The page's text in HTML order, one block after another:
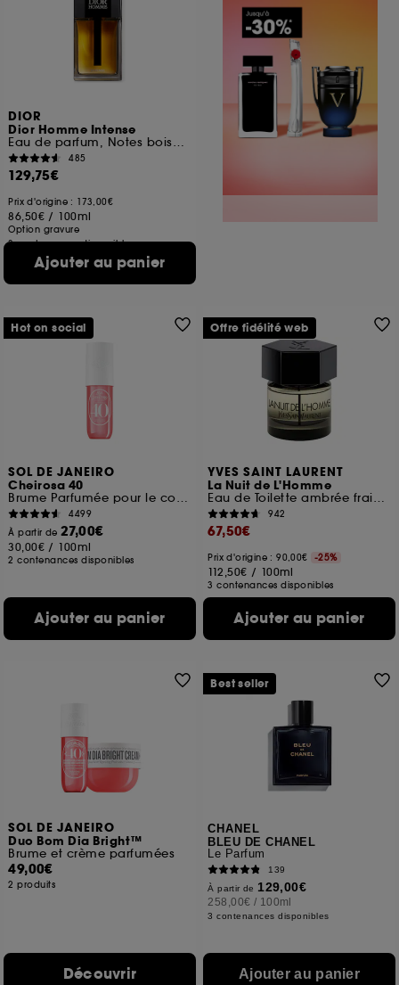
DIOR
Dior Homme Intense
Eau de parfum, Notes boisées, ambrée, iris & vanille
485
129,75€
Prix d'origine : 173,00€
86,50€ / 100ml
Option gravure
3 contenances disponibles
Ajouter au panier
SOL DE JANEIRO
Cheirosa 40
Brume Parfumée pour le corps et les cheveux
4499
À partir de27,00€
30,00€ / 100ml
2 contenances disponibles
Ajouter au panier
Hot on social
YVES SAINT LAURENT
La Nuit de L'Homme
Eau de Toilette ambrée fraiche
942
67,50€
Prix d'origine : 90,00€ -25%
112,50€ / 100ml
3 contenances disponibles
Ajouter au panier
Offre fidélité web
SOL DE JANEIRO
Duo Bom Dia Bright™
Brume et crème parfumées
49,00€
2 produits
Découvrir
CHANEL
BLEU DE CHANEL
Le Parfum
139
À partir de 129,00€
258,00€ / 100ml
3 contenances disponibles
Ajouter au panier
Best seller